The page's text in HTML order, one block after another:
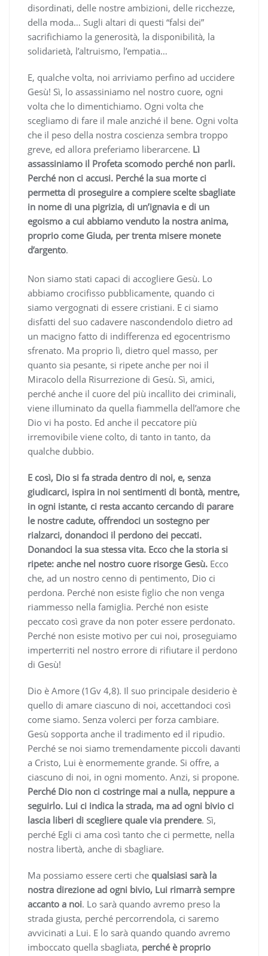
disordinati, delle nostre ambizioni, delle ricchezze,
della moda… Sugli altari di questi “falsi dei”
sacrifichiamo la generosità, la disponibilità, la
solidarietà, l’altruismo, l’empatia…
E, qualche volta, noi arriviamo perfino ad uccidere
Gesù! Sì, lo assassiniamo nel nostro cuore, ogni
volta che lo dimentichiamo. Ogni volta che
scegliamo di fare il male anziché il bene. Ogni volta
che il peso della nostra coscienza sembra troppo
greve, ed allora preferiamo liberarcene. Lì
assassiniamo il Profeta scomodo perché non parli.
Perché non ci accusi. Perché la sua morte ci
permetta di proseguire a compiere scelte sbagliate
in nome di una pigrizia, di un’ignavia e di un
egoismo a cui abbiamo venduto la nostra anima,
proprio come Giuda, per trenta misere monete
d’argento.
Non siamo stati capaci di accogliere Gesù. Lo
abbiamo crocifisso pubblicamente, quando ci
siamo vergognati di essere cristiani. E ci siamo
disfatti del suo cadavere nascondendolo dietro ad
un macigno fatto di indifferenza ed egocentrismo
sfrenato. Ma proprio lì, dietro quel masso, per
quanto sia pesante, si ripete anche per noi il
Miracolo della Risurrezione di Gesù. Sì, amici,
perché anche il cuore del più incallito dei criminali,
viene illuminato da quella fiammella dell’amore che
Dio vi ha posto. Ed anche il peccatore più
irremovibile viene colto, di tanto in tanto, da
qualche dubbio.
E così, Dio si fa strada dentro di noi, e, senza
giudicarci, ispira in noi sentimenti di bontà, mentre,
in ogni istante, ci resta accanto cercando di parare
le nostre cadute, offrendoci un sostegno per
rialzarci, donandoci il perdono dei peccati.
Donandoci la sua stessa vita. Ecco che la storia si
ripete: anche nel nostro cuore risorge Gesù. Ecco
che, ad un nostro cenno di pentimento, Dio ci
perdona. Perché non esiste figlio che non venga
riammesso nella famiglia. Perché non esiste
peccato così grave da non poter essere perdonato.
Perché non esiste motivo per cui noi, proseguiamo
imperterriti nel nostro errore di rifiutare il perdono
di Gesù!
Dio è Amore (1Gv 4,8). Il suo principale desiderio è
quello di amare ciascuno di noi, accettandoci così
come siamo. Senza volerci per forza cambiare.
Gesù sopporta anche il tradimento ed il ripudio.
Perché se noi siamo tremendamente piccoli davanti
a Cristo, Lui è enormemente grande. Si offre, a
ciascuno di noi, in ogni momento. Anzi, si propone.
Perché Dio non ci costringe mai a nulla, neppure a
seguirlo. Lui ci indica la strada, ma ad ogni bivio ci
lascia liberi di scegliere quale via prendere. Sì,
perché Egli ci ama così tanto che ci permette, nella
nostra libertà, anche di sbagliare.
Ma possiamo essere certi che qualsiasi sarà la
nostra direzione ad ogni bivio, Lui rimarrà sempre
accanto a noi. Lo sarà quando avremo preso la
strada giusta, perché percorrendola, ci saremo
avvicinati a Lui. E lo sarà quando quando avremo
imboccato quella sbagliata, perché è proprio